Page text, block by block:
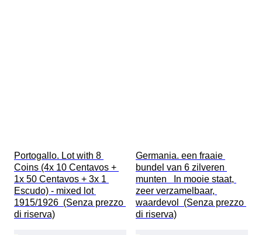
Portogallo. Lot with 8
Coins (4x 10 Centavos +
1x 50 Centavos + 3x 1
Escudo) - mixed lot
1915/1926  (Senza prezzo
di riserva)
Germania. een fraaie
bundel van 6 zilveren
munten   In mooie staat,
zeer verzamelbaar,
waardevol  (Senza prezzo
di riserva)